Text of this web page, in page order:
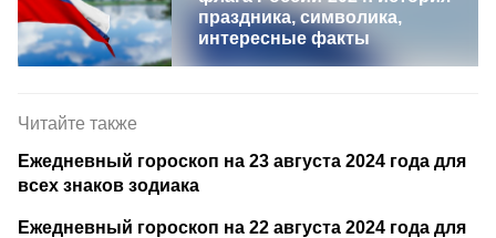
праздника, символика,
интересные факты
Читайте также
Ежедневный гороскоп на 23 августа 2024 года для
всех знаков зодиака
Ежедневный гороскоп на 22 августа 2024 года для